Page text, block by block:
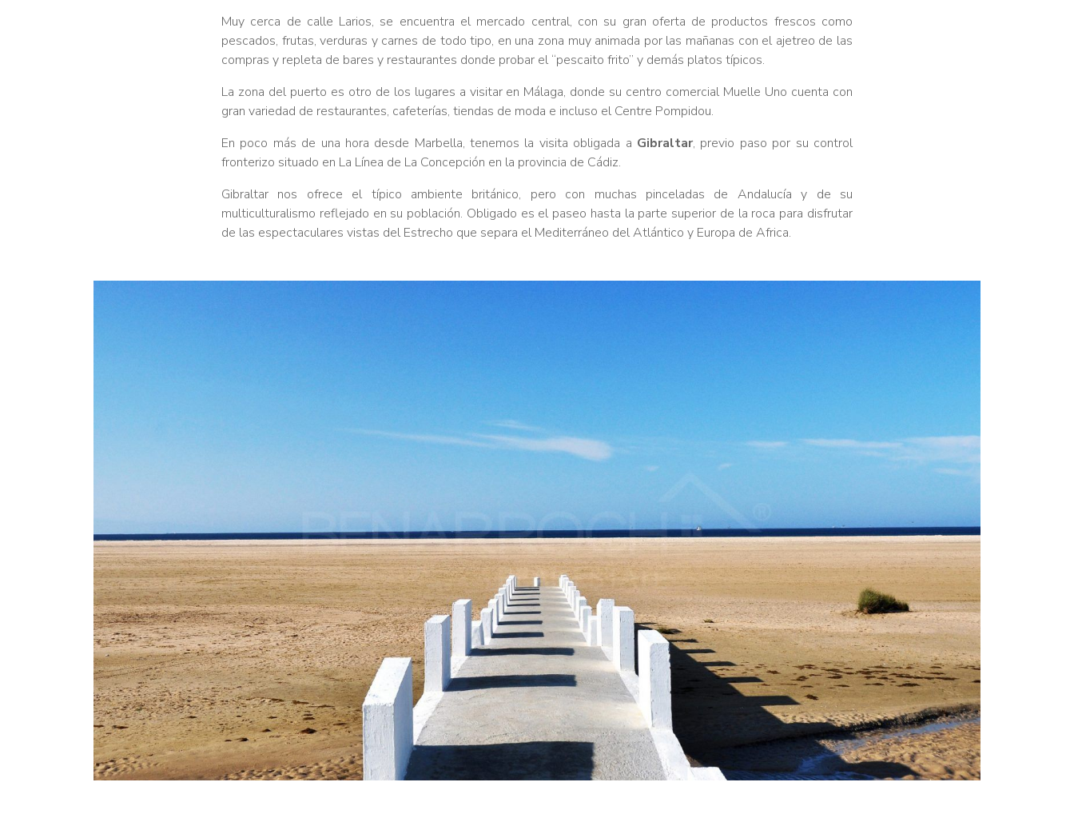
Muy cerca de calle Larios, se encuentra el mercado central, con su gran oferta de productos frescos como
pescados, frutas, verduras y carnes de todo tipo, en una zona muy animada por las mañanas con el ajetreo de las
compras y repleta de bares y restaurantes donde probar el “pescaito frito” y demás platos típicos.
La zona del puerto es otro de los lugares a visitar en Málaga, donde su centro comercial Muelle Uno cuenta con
gran variedad de restaurantes, cafeterías, tiendas de moda e incluso el Centre Pompidou.
En poco más de una hora desde Marbella, tenemos la visita obligada a Gibraltar, previo paso por su control
fronterizo situado en La Línea de La Concepción en la provincia de Cádiz.
Gibraltar nos ofrece el típico ambiente británico, pero con muchas pinceladas de Andalucía y de su
multiculturalismo reflejado en su población. Obligado es el paseo hasta la parte superior de la roca para disfrutar
de las espectaculares vistas del Estrecho que separa el Mediterráneo del Atlántico y Europa de Africa.